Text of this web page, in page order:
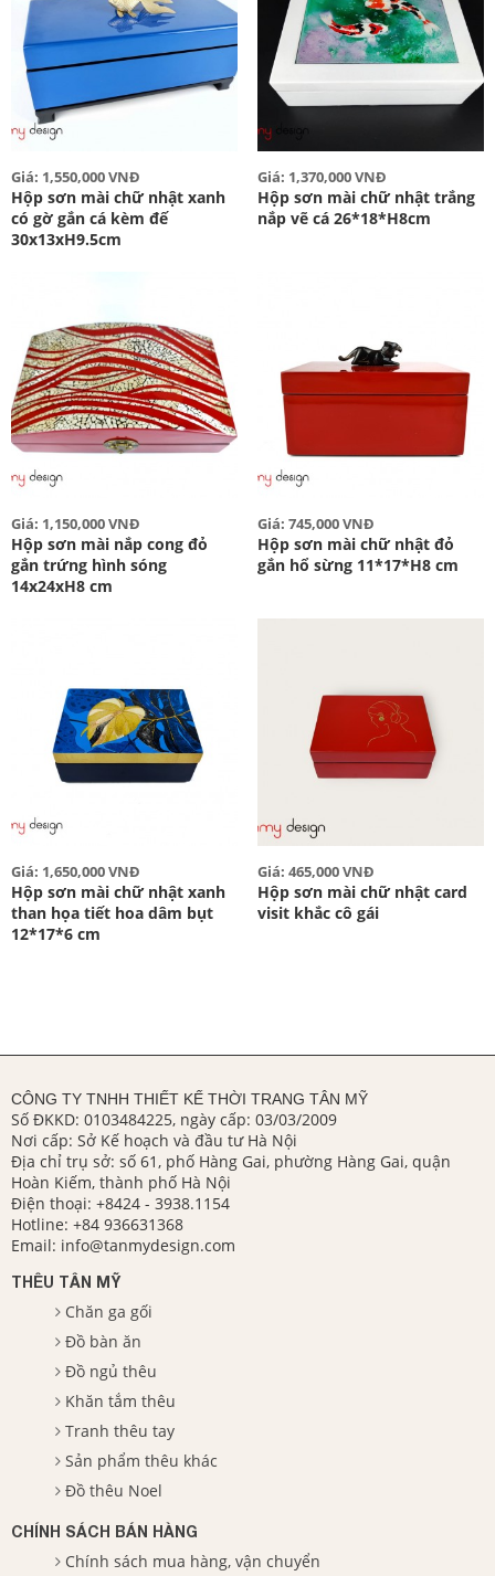
Giá: 1,550,000 VNĐ
Hộp sơn mài chữ nhật xanh
có gờ gắn cá kèm đế
30x13xH9.5cm
Giá: 1,370,000 VNĐ
Hộp sơn mài chữ nhật trắng
nắp vẽ cá 26*18*H8cm
Giá: 1,150,000 VNĐ
Hộp sơn mài nắp cong đỏ
gắn trứng hình sóng
14x24xH8 cm
Giá: 745,000 VNĐ
Hộp sơn mài chữ nhật đỏ
gắn hổ sừng 11*17*H8 cm
Giá: 1,650,000 VNĐ
Hộp sơn mài chữ nhật xanh
than họa tiết hoa dâm bụt
12*17*6 cm
Giá: 465,000 VNĐ
Hộp sơn mài chữ nhật card
visit khắc cô gái
CÔNG TY TNHH THIẾT KẾ THỜI TRANG TÂN MỸ
Số ĐKKD: 0103484225, ngày cấp: 03/03/2009
Nơi cấp: Sở Kế hoạch và đầu tư Hà Nội
Địa chỉ trụ sở: số 61, phố Hàng Gai, phường Hàng Gai, quận
Hoàn Kiếm, thành phố Hà Nội
Điện thoại: +8424 - 3938.1154
Hotline: +84 936631368
Email: info@tanmydesign.com
THÊU TÂN MỸ
Chăn ga gối
Đồ bàn ăn
Đồ ngủ thêu
Khăn tắm thêu
Tranh thêu tay
Sản phẩm thêu khác
Đồ thêu Noel
CHÍNH SÁCH BÁN HÀNG
Chính sách mua hàng, vận chuyển